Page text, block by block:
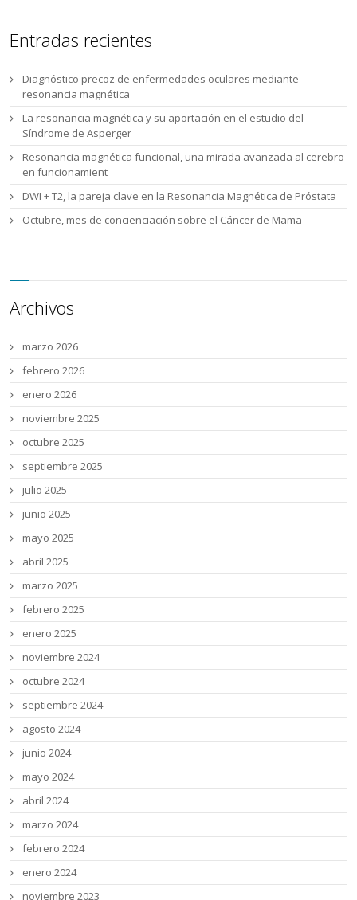
Entradas recientes
Diagnóstico precoz de enfermedades oculares mediante
resonancia magnética
La resonancia magnética y su aportación en el estudio del
Síndrome de Asperger
Resonancia magnética funcional, una mirada avanzada al cerebro
en funcionamient
DWI + T2, la pareja clave en la Resonancia Magnética de Próstata
Octubre, mes de concienciación sobre el Cáncer de Mama
Archivos
marzo 2026
febrero 2026
enero 2026
noviembre 2025
octubre 2025
septiembre 2025
julio 2025
junio 2025
mayo 2025
abril 2025
marzo 2025
febrero 2025
enero 2025
noviembre 2024
octubre 2024
septiembre 2024
agosto 2024
junio 2024
mayo 2024
abril 2024
marzo 2024
febrero 2024
enero 2024
noviembre 2023